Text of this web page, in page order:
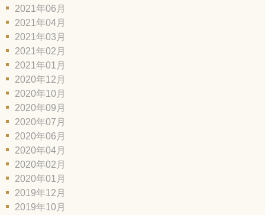
2021年06月
2021年04月
2021年03月
2021年02月
2021年01月
2020年12月
2020年10月
2020年09月
2020年07月
2020年06月
2020年04月
2020年02月
2020年01月
2019年12月
2019年10月